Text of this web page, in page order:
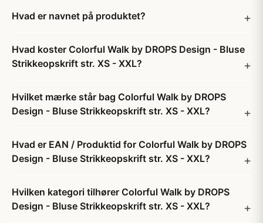
Hvad er navnet på produktet?
Hvad koster Colorful Walk by DROPS Design - Bluse
Strikkeopskrift str. XS - XXL?
Hvilket mærke står bag Colorful Walk by DROPS
Design - Bluse Strikkeopskrift str. XS - XXL?
Hvad er EAN / Produktid for Colorful Walk by DROPS
Design - Bluse Strikkeopskrift str. XS - XXL?
Hvilken kategori tilhører Colorful Walk by DROPS
Design - Bluse Strikkeopskrift str. XS - XXL?